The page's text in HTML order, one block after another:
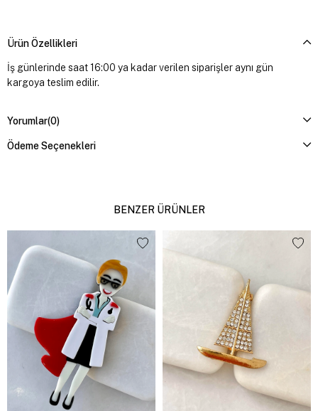
Ürün Özellikleri
İş günlerinde saat 16:00 ya kadar verilen siparişler aynı gün
kargoya teslim edilir.
Yorumlar(0)
Ödeme Seçenekleri
BENZER ÜRÜNLER